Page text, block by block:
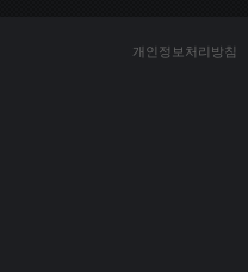
개인정보처리방침